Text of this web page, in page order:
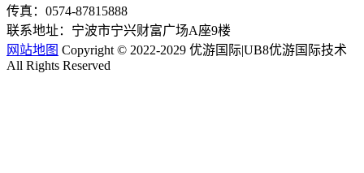
传真：0574-87815888
联系地址：宁波市宁兴财富广场A座9楼
网站地图 Copyright © 2022-2029 优游国际|UB8优游国际技术
All Rights Reserved